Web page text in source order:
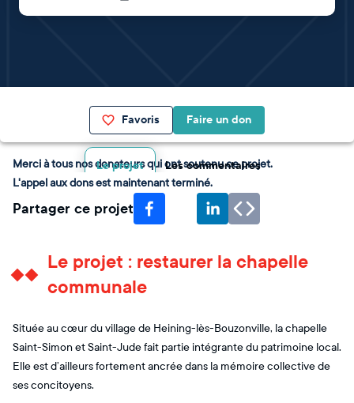
Favoris Faire un don
Le projet Les commentaires
Merci à tous nos donateurs qui ont soutenu ce projet.
L'appel aux dons est maintenant terminé.
Partager ce projet
Le projet : restaurer la chapelle
communale
Située au cœur du village de Heining-lès-Bouzonville, la chapelle
Saint-Simon et Saint-Jude fait partie intégrante du patrimoine local.
Elle est d’ailleurs fortement ancrée dans la mémoire collective de
ses concitoyens.